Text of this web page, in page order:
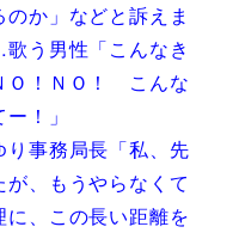
か」などと訴えま
う男性「こんなき
Ｏ！ＮＯ！ こんな
！」
り事務局長「私、先
、もうやらなくて
、この長い距離を